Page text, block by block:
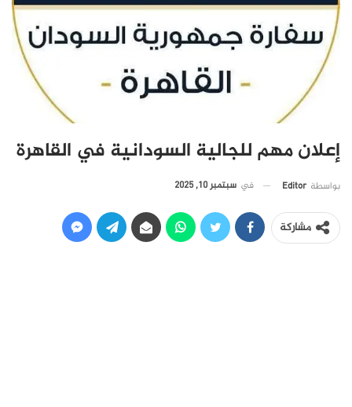
إعلان مهم للجالية السودانية في القاهرة
بواسطة Editor في سبتمبر 10, 2025
مشاركة